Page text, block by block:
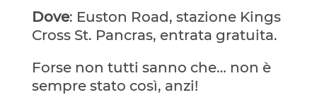
Dove: Euston Road, stazione Kings
Cross St. Pancras, entrata gratuita.
Forse non tutti sanno che… non è
sempre stato così, anzi!